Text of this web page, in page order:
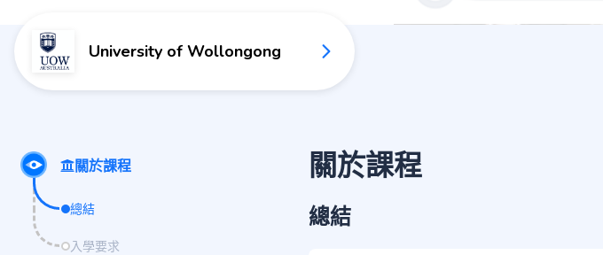
University of Wollongong
關於課程
總結
入學要求
關於課程
總結